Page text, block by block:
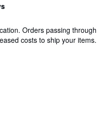
Orders passing
costs to ship your items.